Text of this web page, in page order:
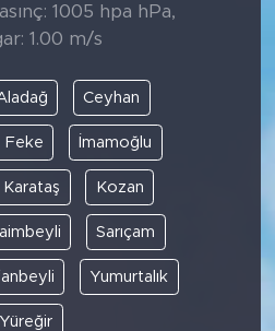
1005 hpa hPa,
1.00 m/s
Ceyhan
Feke İmamoğlu
Karataş Kozan
Sarıçam
Yumurtalık
Yüreğir